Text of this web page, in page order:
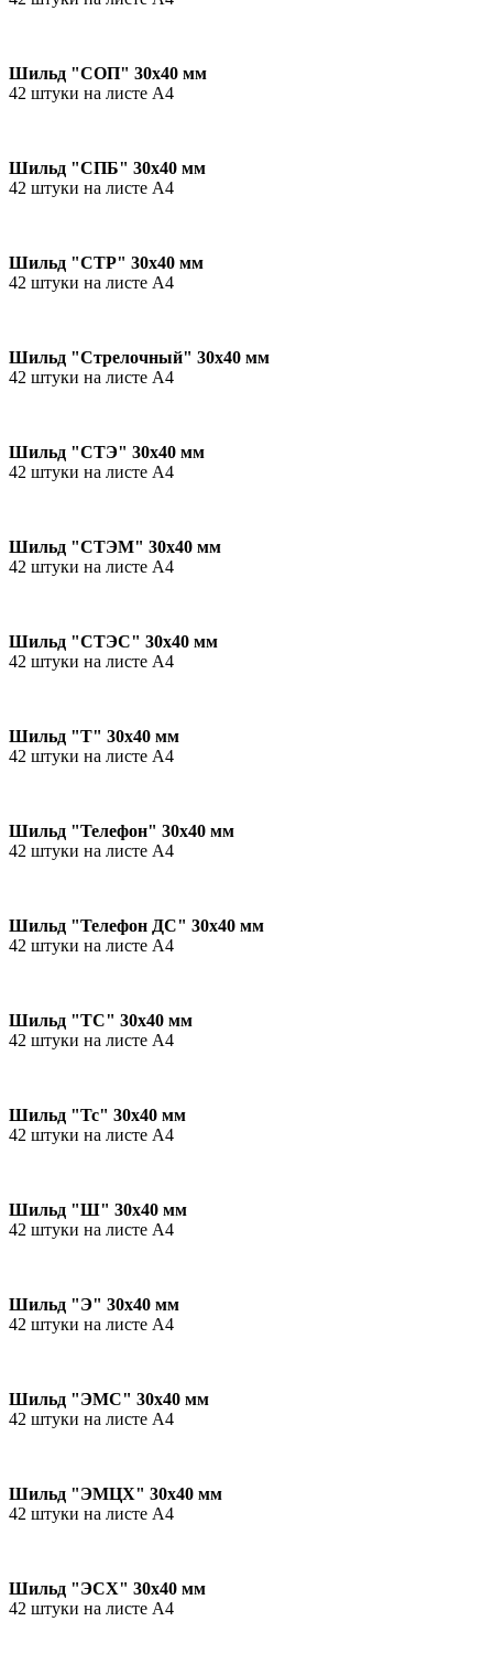
Шильд "СОП" 30х40 мм
42 штуки на листе А4
Шильд "СПБ" 30х40 мм
42 штуки на листе А4
Шильд "СТР" 30х40 мм
42 штуки на листе А4
Шильд "Стрелочный" 30х40 мм
42 штуки на листе А4
Шильд "СТЭ" 30х40 мм
42 штуки на листе А4
Шильд "СТЭМ" 30х40 мм
42 штуки на листе А4
Шильд "СТЭС" 30х40 мм
42 штуки на листе А4
Шильд "Т" 30х40 мм
42 штуки на листе А4
Шильд "Телефон" 30х40 мм
42 штуки на листе А4
Шильд "Телефон ДС" 30х40 мм
42 штуки на листе А4
Шильд "ТС" 30х40 мм
42 штуки на листе А4
Шильд "Тс" 30х40 мм
42 штуки на листе А4
Шильд "Ш" 30х40 мм
42 штуки на листе А4
Шильд "Э" 30х40 мм
42 штуки на листе А4
Шильд "ЭМС" 30х40 мм
42 штуки на листе А4
Шильд "ЭМЦХ" 30х40 мм
42 штуки на листе А4
Шильд "ЭСХ" 30х40 мм
42 штуки на листе А4